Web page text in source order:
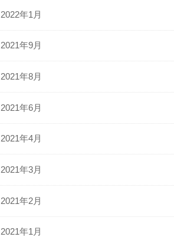
2022年1月
2021年9月
2021年8月
2021年6月
2021年4月
2021年3月
2021年2月
2021年1月